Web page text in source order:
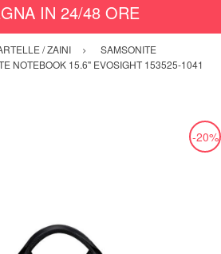
IN 24/48 ORE
/ ZAINI
SAMSONITE
NOTEBOOK 15.6" EVOSIGHT 153525-1041
-20%